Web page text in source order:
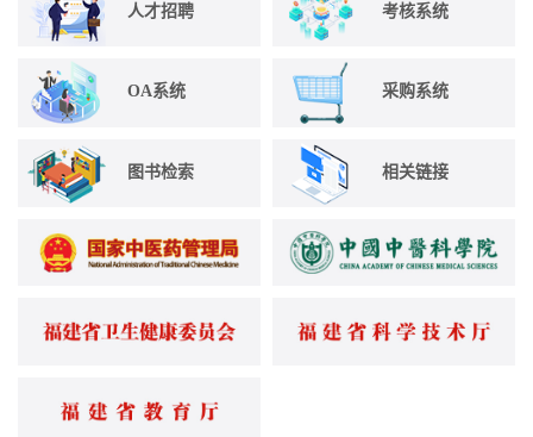
人才招聘 考核系统
OA系统 采购系统
图书检索 相关链接